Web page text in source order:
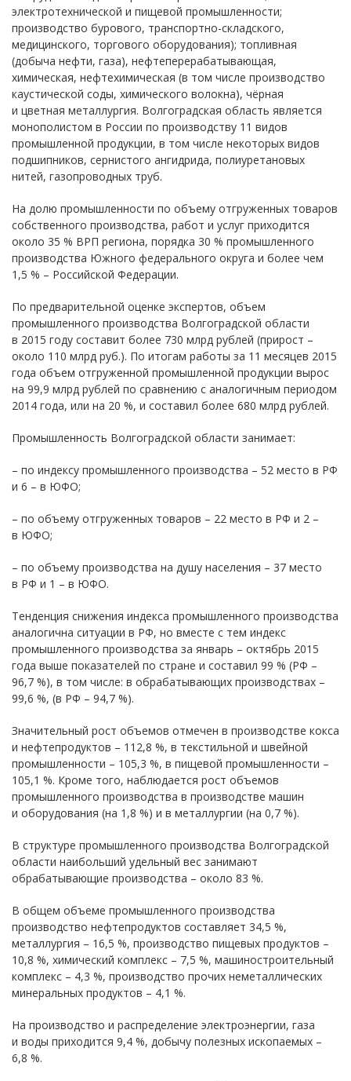
электротехнической и пищевой промышленности;
производство бурового, транспортно-складского,
медицинского, торгового оборудования); топливная
(добыча нефти, газа), нефтеперерабатывающая,
химическая, нефтехимическая (в том числе производство
каустической соды, химического волокна), чёрная
и цветная металлургия. Волгоградская область является
монополистом в России по производству 11 видов
промышленной продукции, в том числе некоторых видов
подшипников, сернистого ангидрида, полиуретановых
нитей, газопроводных труб.
На долю промышленности по объему отгруженных товаров
собственного производства, работ и услуг приходится
около 35 % ВРП региона, порядка 30 % промышленного
производства Южного федерального округа и более чем
1,5 % – Российской Федерации.
По предварительной оценке экспертов, объем
промышленного производства Волгоградской области
в 2015 году составит более 730 млрд рублей (прирост –
около 110 млрд руб.). По итогам работы за 11 месяцев 2015
года объем отгруженной промышленной продукции вырос
на 99,9 млрд рублей по сравнению с аналогичным периодом
2014 года, или на 20 %, и составил более 680 млрд рублей.
Промышленность Волгоградской области занимает:
– по индексу промышленного производства – 52 место в РФ
и 6 – в ЮФО;
– по объему отгруженных товаров – 22 место в РФ и 2 –
в ЮФО;
– по объему производства на душу населения – 37 место
в РФ и 1 – в ЮФО.
Тенденция снижения индекса промышленного производства
аналогична ситуации в РФ, но вместе с тем индекс
промышленного производства за январь – октябрь 2015
года выше показателей по стране и составил 99 % (РФ –
96,7 %), в том числе: в обрабатывающих производствах –
99,6 %, (в РФ – 94,7 %).
Значительный рост объемов отмечен в производстве кокса
и нефтепродуктов – 112,8 %, в текстильной и швейной
промышленности – 105,3 %, в пищевой промышленности –
105,1 %. Кроме того, наблюдается рост объемов
промышленного производства в производстве машин
и оборудования (на 1,8 %) и в металлургии (на 0,7 %).
В структуре промышленного производства Волгоградской
области наибольший удельный вес занимают
обрабатывающие производства – около 83 %.
В общем объеме промышленного производства
производство нефтепродуктов составляет 34,5 %,
металлургия – 16,5 %, производство пищевых продуктов –
10,8 %, химический комплекс – 7,5 %, машиностроительный
комплекс – 4,3 %, производство прочих неметаллических
минеральных продуктов – 4,1 %.
На производство и распределение электроэнергии, газа
и воды приходится 9,4 %, добычу полезных ископаемых –
6,8 %.